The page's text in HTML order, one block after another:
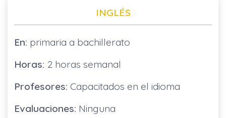
INGLÉS
En: primaria a bachillerato
Horas: 2 horas semanal
Profesores: Capacitados en el idioma
Evaluaciones: Ninguna